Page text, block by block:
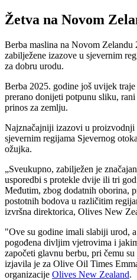
Žetva na Novom
Berba maslina na Novom Zelandu
zabilježene izazove u sjevernim
za dobru urodu.
Berba 2025. godine još uvijek
prerano donijeti potpunu sliku,
prinos za zemlju.
Najznačajniji izazovi u proizvodnji
sjevernim regijama Sjevernog
ožujka.
Sveukupno, zabilježen je
usporedbi s protekle dvije ili tri
Međutim, zbog dodatnih oborina,
postotnih bodova u različitim
izvršna direktorica, Olives New
"Ove su godine imali slabiji urod,
pogođena divljim vjetrovima i
započeti glavnu berbu, pri čemu
izjavila je za Olive Oil Times
organizacije Olives New Zealand.